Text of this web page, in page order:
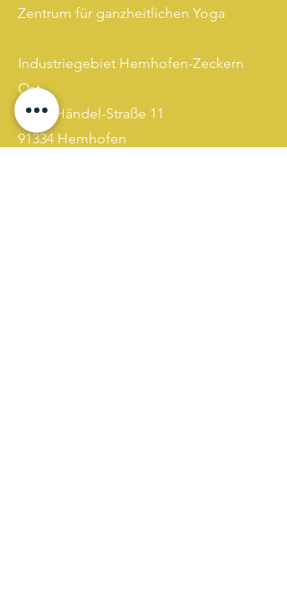
Zentrum für ganzheitlichen Yoga
Industriegebiet Hemhofen-Zeckern
Ost
Peter-Händel-Straße 11
91334 Hemhofen